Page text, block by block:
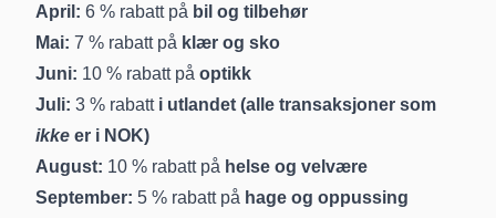
April: 6 % rabatt på bil og tilbehør
Mai: 7 % rabatt på klær og sko
Juni: 10 % rabatt på optikk
Juli: 3 % rabatt i utlandet (alle transaksjoner som
ikke er i NOK)
August: 10 % rabatt på helse og velvære
September: 5 % rabatt på hage og oppussing